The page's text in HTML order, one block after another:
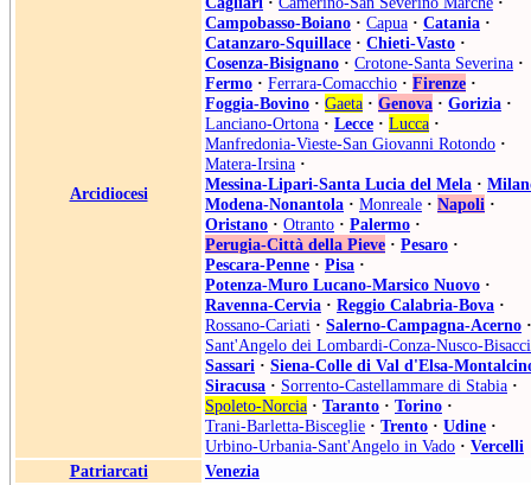
Arcidiocesi
Campobasso-Boiano · Capua · Catania ·
Catanzaro-Squillace · Chieti-Vasto ·
Cosenza-Bisignano · Crotone-Santa Severina ·
Fermo · Ferrara-Comacchio · Firenze ·
Foggia-Bovino · Gaeta · Genova · Gorizia ·
Lanciano-Ortona · Lecce · Lucca ·
Manfredonia-Vieste-San Giovanni Rotondo ·
Matera-Irsina ·
Messina-Lipari-Santa Lucia del Mela ·
Modena-Nonantola · Monreale · Napoli ·
Oristano · Otranto · Palermo ·
Perugia-Città della Pieve · Pesaro ·
Pescara-Penne · Pisa ·
Potenza-Muro Lucano-Marsico Nuovo ·
Ravenna-Cervia · Reggio Calabria-Bova ·
Rossano-Cariati · Salerno-Campagna-Acerno ·
Sant'Angelo dei Lombardi-Conza-Nusco-
Sassari · Siena-Colle di Val d'Elsa-
Siracusa · Sorrento-Castellammare di Stabia ·
Spoleto-Norcia · Taranto · Torino ·
Trani-Barletta-Bisceglie · Trento · Udine ·
Urbino-Urbania-Sant'Angelo in Vado · Vercelli
Patriarcati
Venezia